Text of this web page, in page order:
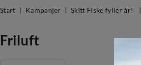
Start Kampanjer Skitt Fiske fyller år!
Friluft